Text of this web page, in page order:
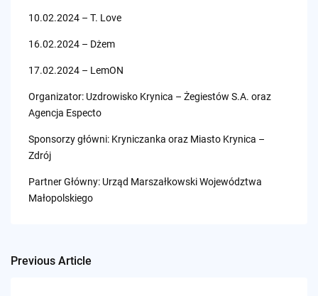
10.02.2024 – T. Love
16.02.2024 – Dżem
17.02.2024 – LemON
Organizator: Uzdrowisko Krynica – Żegiestów S.A. oraz
Agencja Especto
Sponsorzy główni: Kryniczanka oraz Miasto Krynica –
Zdrój
Partner Główny: Urząd Marszałkowski Województwa
Małopolskiego
Post
Previous Article